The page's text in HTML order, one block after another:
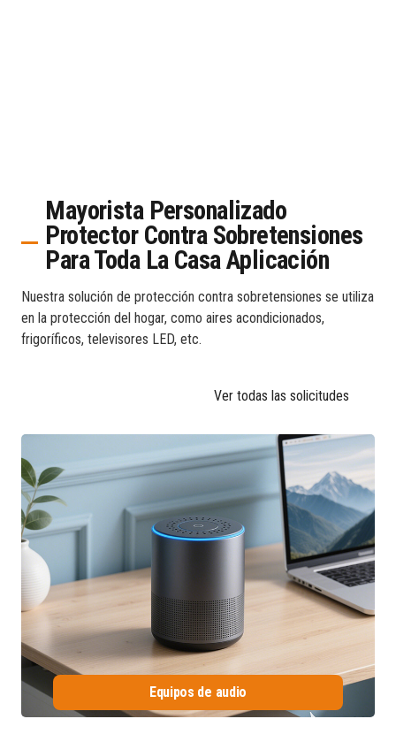
Mayorista Personalizado
Protector Contra Sobretensiones
Para Toda La Casa Aplicación
Nuestra solución de protección contra sobretensiones se utiliza
en la protección del hogar, como aires acondicionados,
frigoríficos, televisores LED, etc.
Ver todas las solicitudes
Equipos de audio